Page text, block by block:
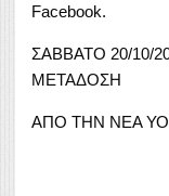
Facebook.
ΣΑΒΒΑΤΟ 20/10/
ΜΕΤΑΔΟΣΗ
ΑΠΟ ΤΗΝ ΝΕΑ